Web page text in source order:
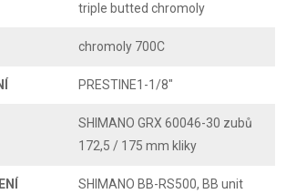
triple butted chromoly
chromoly 700C
PRESTINE1-1/8"
SHIMANO GRX 60046-30 zubů
172,5 / 175 mm kliky
SHIMANO BB-RS500, BB unit